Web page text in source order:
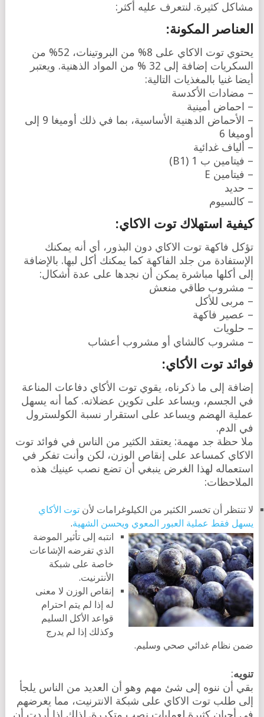
مشاكل كثيرة. لنتعرف عليه أكثر:
العناصر المكونة:
يحتوي توت الاكاي على 8% من البروتينات، 52% من
السكريات إضافة إلى 32 % من المواد الذهنية. ويعتبر
أيضا غنيا بالمغذيات التالية:
– مضادات الأكدسة
– احماض أمينية
– الأحماض الدهنية الأساسية، بما في ذلك أوميغا 9 إلى
أوميغا 6
– ألياف غدائية
– فيتامين ب 1 (B1)
– فيتامين E
– حديد
– كالسيوم
كيفية استهلاك توت الاكاي:
تؤكل فاكهة توت الاكاي دون البذور، أي أنه يمكنك
الإستفادة من جلد الفاكهة كما يمكنك أكل لبها. بالإضافة
إلى أكلها مباشرة يمكن أن نجدها على عدة أشكال:
– مشروب طاقي منعش
– مربى للأكل
– عصير فاكهة
– حلويات
– مشروب كالشاي أو مشروب أعشاب
فوائد توت الأكاي:
إضافة إلى ما ذكرناه، يقوي توت الأكاي دفاعات المناعة
في الجسم، ويساعد على تكوين عضلاته. كما أنه يسهل
عملية الهضم ويساعد على استقرار نسبة الكولسترول
في الدم.
ملا حظة جد مهمة: يعتقد الكثير من الناس في فوائد توت
الاكاي كمساعد على إنقاص الوزن، لكن وأنت تفكر في
استعماله لهذا الغرض ينبغي أن تضع نصب عينيك هذه
الملاحظات:
لا تنتظر أن تخسر الكثير من الكيلوغرامات لأن توت الأكاي
يسهل فقط عملية العبور المعوي ويحسن الشهية.
انتبه إلى تأثير الموضة
الذي تفرضه الإشاعات
خاصة على شبكة
الأنترنيت.
إنقاص الوزن لا معنى
له إذا لم يتم احترام
قواعد الأكل السليم
وكذلك إذا لم يدرج
ضمن نظام غدائي صحي وسليم.
تنويه:
بقي أن ننوه إلى شئ مهم وهو أن العديد من الناس يلجأ
إلى طلب توت الاكاي على شبكة الانترنيت، مما يعرضهم
في أحيان كثيرة لعمليات نصب متكررة. لذلك إذا أردت أن